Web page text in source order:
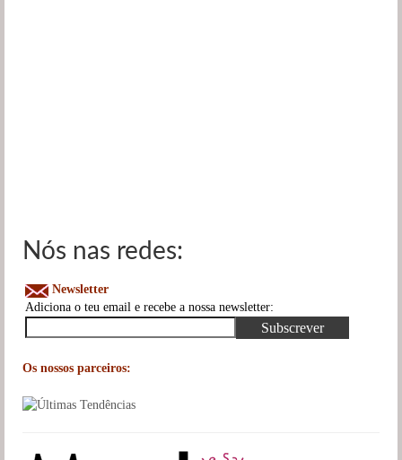
Nós nas redes:
Newsletter
Adiciona o teu email e recebe a nossa newsletter:
Os nossos parceiros: